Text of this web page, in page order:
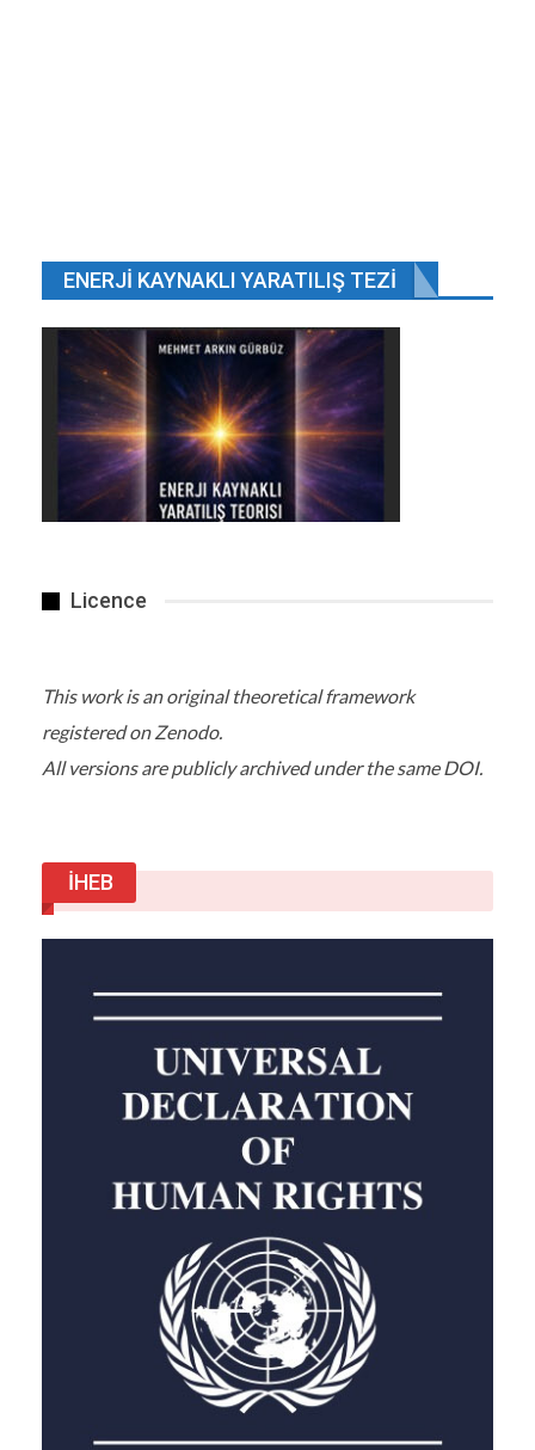
Kazanın ardından olay yerine çok sayıda
edildi. İtfaiye ve AFAD ekipleri tarafından araçtan
çıkarılan yaralılar, ambulanslarla, Van 100. Yıl
Üniversitesi Araştırma Hastanesi’ne kaldırıldı.
Tedaviye alınan yaralılardan 3’ünün durumlarının
ağır olduğu belirtildi. (DHA)
Detaylar
ENERJI KAYNAKLI YARATILIŞ TEZI
Licence
This work is an original theoretical framework
registered on Zenodo.
All versions are publicly archived under the same DOI.
İHEB